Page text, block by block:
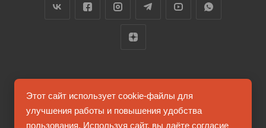
2026 © FUTUMAG.RU
Этот сайт использует cookie-файлы для
улучшения работы и повышения удобства
пользования. Используя сайт, вы даёте согласие